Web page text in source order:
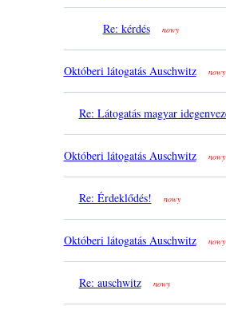
Re: kérdés nowy
Októberi látogatás Auschwitz nowy
Re: Látogatás magyar
Októberi látogatás Auschwitz nowy
Re: Érdeklődés! nowy
Októberi látogatás Auschwitz nowy
Re: auschwitz nowy